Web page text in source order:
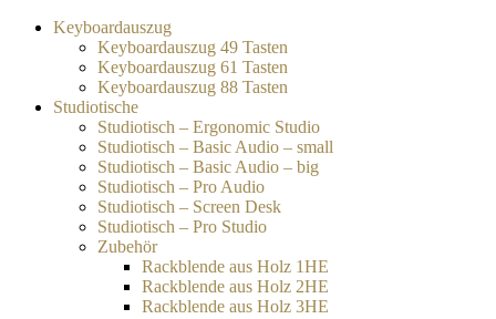
Keyboardauszug
Keyboardauszug 49 Tasten
Keyboardauszug 61 Tasten
Keyboardauszug 88 Tasten
Studiotische
Studiotisch – Ergonomic Studio
Studiotisch – Basic Audio – small
Studiotisch – Basic Audio – big
Studiotisch – Pro Audio
Studiotisch – Screen Desk
Studiotisch – Pro Studio
Zubehör
Rackblende aus Holz 1HE
Rackblende aus Holz 2HE
Rackblende aus Holz 3HE